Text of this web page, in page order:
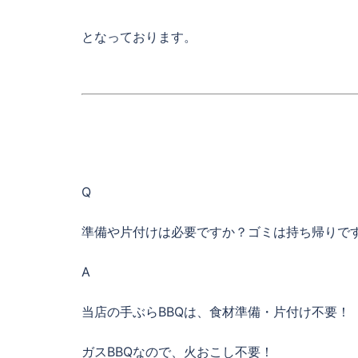
となっております。
Q
準備や片付けは必要ですか？ゴミは持ち帰りで
A
当店の手ぶらBBQは、食材準備・片付け不要！
ガスBBQなので、火おこし不要！